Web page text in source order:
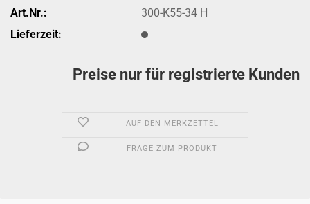
Art.Nr.:
300-K55-34 H
Lieferzeit:
Preise nur für registrierte Kunden
AUF DEN MERKZETTEL
FRAGE ZUM PRODUKT